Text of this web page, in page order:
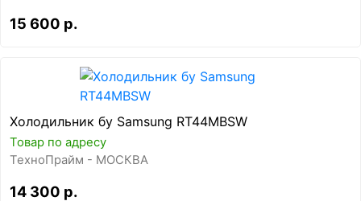
15 600 р.
Холодильник бу Samsung RT44MBSW
Товар по адресу
ТехноПрайм - МОСКВА
14 300 р.